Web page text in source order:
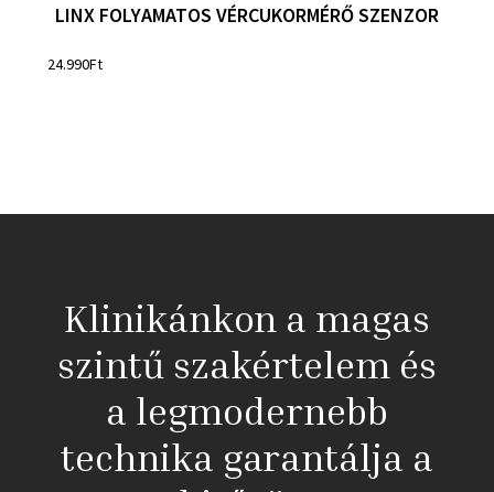
LINX FOLYAMATOS VÉRCUKORMÉRŐ SZENZOR
24.990Ft
Klinikánkon a magas
szintű szakértelem és
a legmodernebb
technika garantálja a